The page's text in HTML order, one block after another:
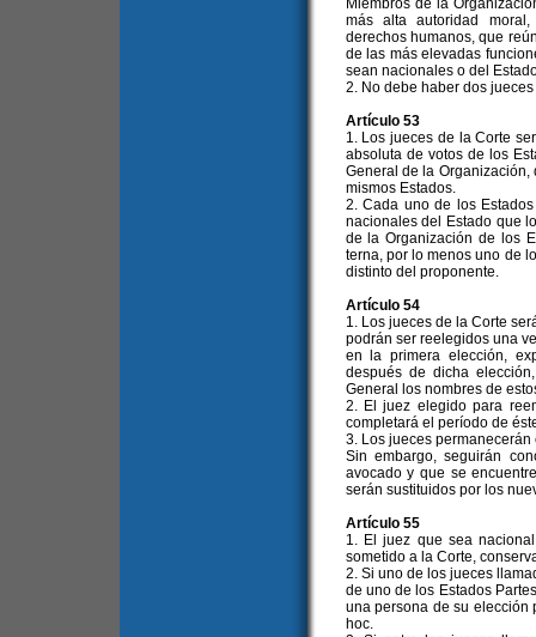
Miembros de la
más alta autoridad
derechos humanos, que
de las más elevadas
sean nacionales o del
2. No debe haber dos
Artículo 53
1. Los jueces de la Corte
absoluta de votos de los
General de la
mismos Estados.
2. Cada uno de los
nacionales del Estado que
de la Organización de los
terna, por lo menos uno de
distinto del proponente.
Artículo 54
1. Los jueces de la Corte
podrán ser reelegidos una
en la primera elección,
después de dicha
General los nombres de
2. El juez elegido para
completará el período de
3. Los jueces
Sin embargo, seguirán
avocado y que se
serán sustituidos por los
Artículo 55
1. El juez que sea
sometido a la Corte,
2. Si uno de los jueces
de uno de los Estados
una persona de su elección
hoc.